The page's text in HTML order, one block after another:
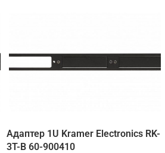
Адаптер 1U Kramer Electronics RK-
3T-B 60-900410